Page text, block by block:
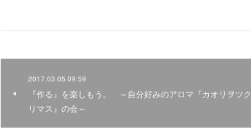
2017.03.05 09:59
『作る』を楽しもう。 ～自分好みのアロマ『カオリヲツク
リマス』の会～